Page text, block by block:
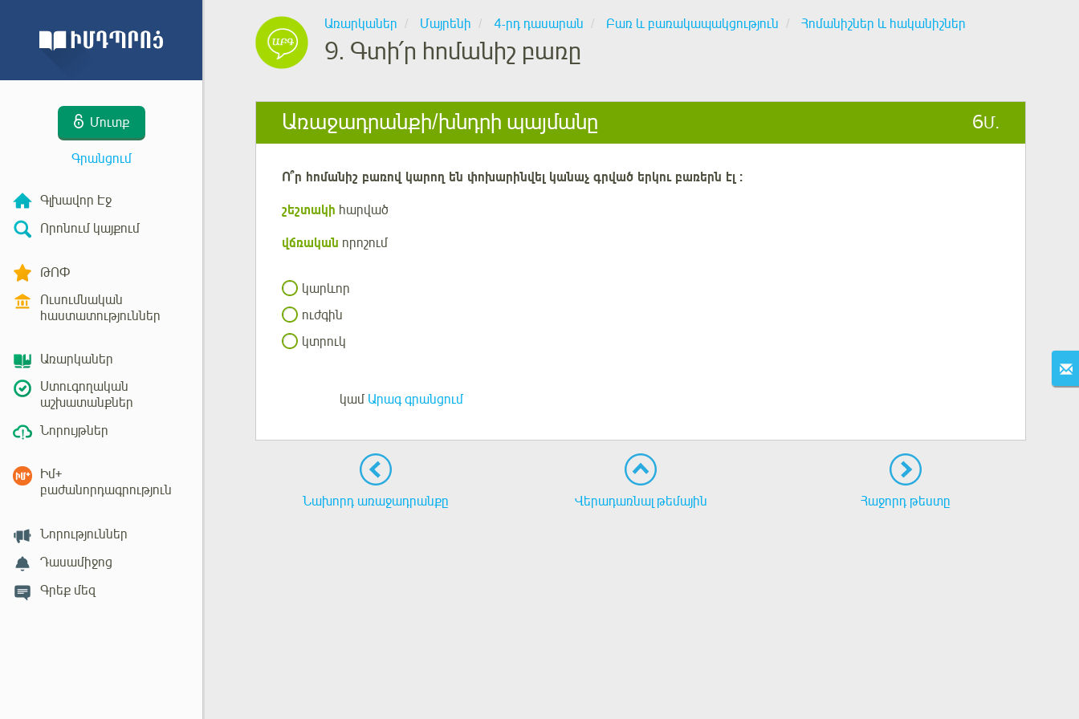
Մուտք
Գրանցում
Գլխավոր Էջ
Որոնում կայքում
ԹՈՓ
Ուսումնական
հաստատություններ
Առարկաներ
Ստուգողական
աշխատանքներ
Նորույթներ
Իմ+
բաժանորդագրություն
Նորություններ
Դասամիջոց
Գրեք մեզ
Առարկաներ Մայրենի 4-րդ դասարան Բառ և բառակապակցություն Հոմանիշներ և հականիշներ
9. Գտի՛ր հոմանիշ բառը
Առաջադրանքի/խնդրի պայմանը 6Մ.
Ո՞ր հոմանիշ բառով կարող են փոխարինվել կանաչ գրված երկու բառերն էլ :
շեշտակի հարված
վճռական որոշում
կարևոր
ուժգին
կտրուկ
կամ Արագ գրանցում
Նախորդ առաջադրանքը Վերադառնալ թեմային Հաջորդ թեստը